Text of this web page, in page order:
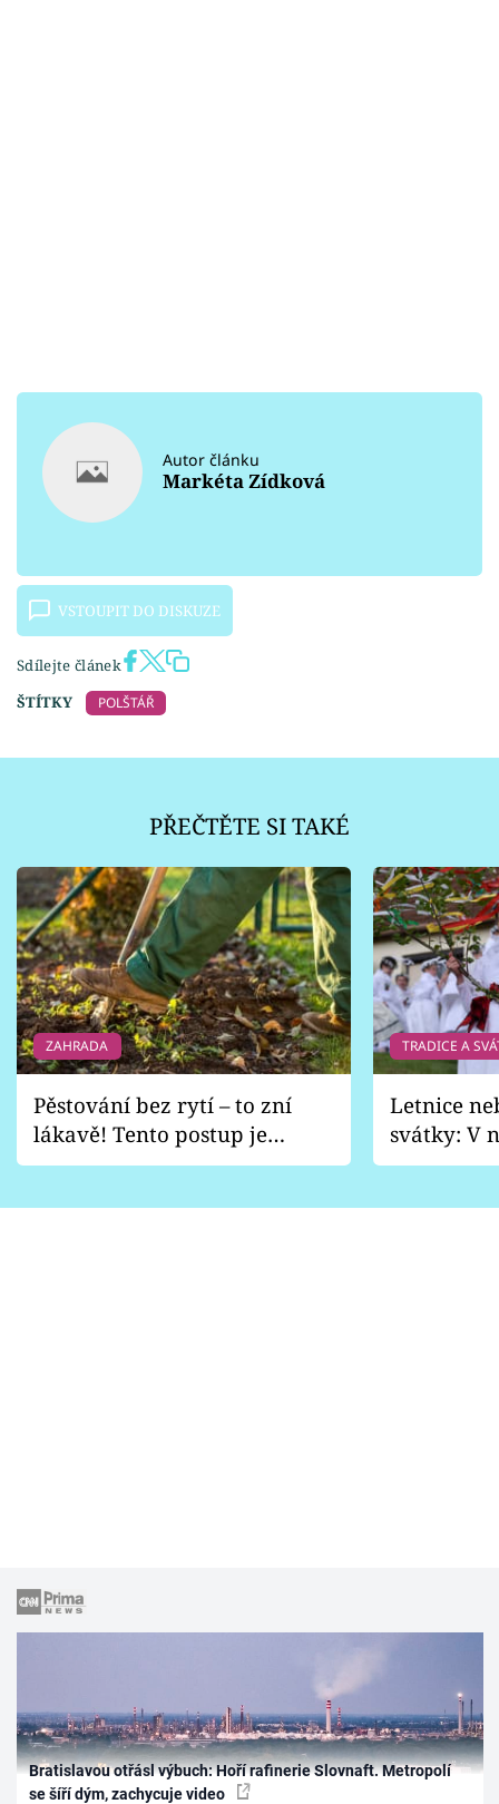
Autor článku
Markéta Zídková
VSTOUPIT DO DISKUZE
Sdílejte článek
ŠTÍTKY
POLŠTÁŘ
PŘEČTĚTE SI TAKÉ
ZAHRADA
Pěstování bez rytí – to zní
lákavě! Tento postup je
vhodný jen pro některé
TRADICE A
Letnice
svátky: V
pondělí
Bratislavou otřásl výbuch: Hoří rafinerie Slovnaft. Metropolí
se šíří dým, zachycuje video